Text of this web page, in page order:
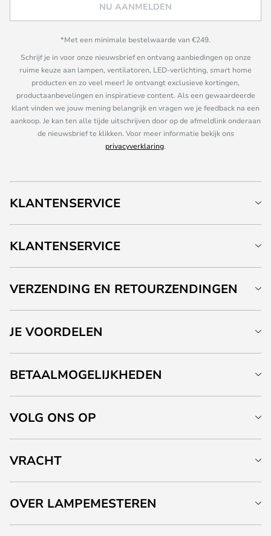
NU AANMELDEN
*Met een minimale bestelwaarde van €249.
Schrijf je in voor onze nieuwsbrief en ontvang aanbiedingen op onze
ruime keuze aan lampen, ventilatoren, LED-verlichting, smart home
producten en zo veel meer! Je ontvangt exclusieve kortingen,
productaanbevelingen en inspiratieve content. Als een gewaardeerde
klant vinden we jouw mening belangrijk en vragen we je feedback na een
aankoop. Je kan ten alle tijde uitschrijven door op de afmeldlink onderaan
de nieuwsbrief te klikken. Voor meer informatie bekijk ons
privacyverklaring.
KLANTENSERVICE
KLANTENSERVICE
VERZENDING EN RETOURZENDINGEN
JE VOORDELEN
BETAALMOGELIJKHEDEN
VOLG ONS OP
VRACHT
OVER LAMPEMESTEREN